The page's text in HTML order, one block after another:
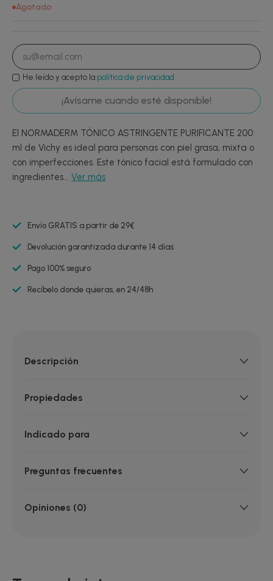
Agotado
He leído y acepto la política de privacidad
¡Avísame cuando esté disponible!
El NORMADERM TÓNICO ASTRINGENTE PURIFICANTE 200
ml de Vichy es ideal para personas con piel grasa, mixta o
con imperfecciones. Este tónico facial está formulado con
ingredientes... Ver más
Envío GRATIS a partir de 29€
Devolución garantizada durante 14 días
Pago 100% seguro
Recíbelo donde quieras, en 24/48h
Descripción
Propiedades
Indicado para
Preguntas frecuentes
Opiniones (0)